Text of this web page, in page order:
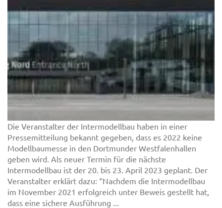
Die Veranstalter der Intermodellbau haben in einer
Pressemitteilung bekannt gegeben, dass es 2022 keine
Modellbaumesse in den Dortmunder Westfalenhallen
geben wird. Als neuer Termin für die nächste
Intermodellbau ist der 20. bis 23. April 2023 geplant. Der
Veranstalter erklärt dazu: “Nachdem die Intermodellbau
im November 2021 erfolgreich unter Beweis gestellt hat,
dass eine sichere Ausführung ...